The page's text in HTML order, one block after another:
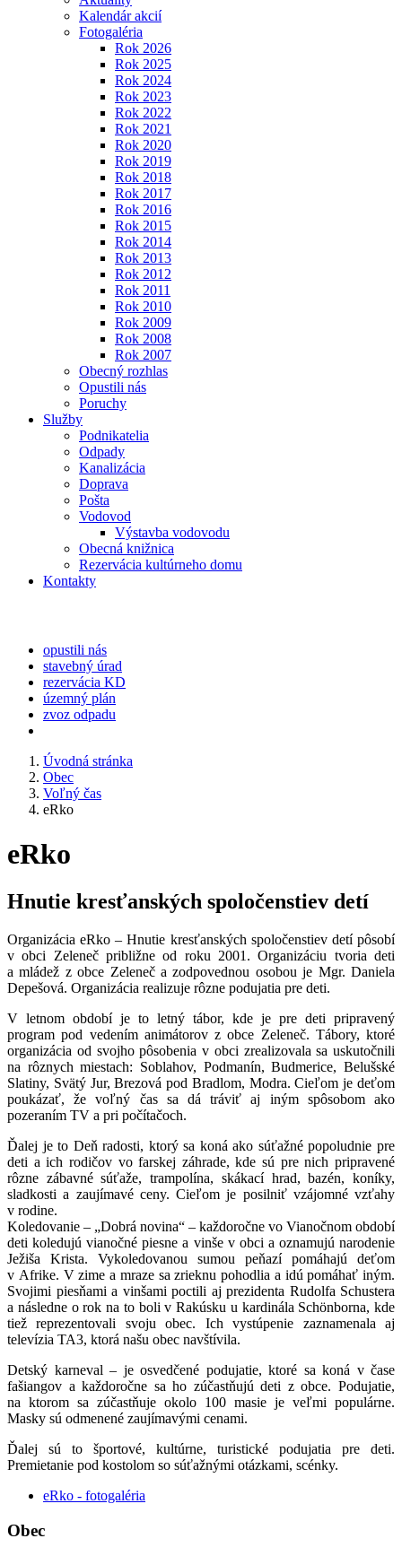
Kalendár akcií
Fotogaléria
Rok 2026
Rok 2025
Rok 2024
Rok 2023
Rok 2022
Rok 2021
Rok 2020
Rok 2019
Rok 2018
Rok 2017
Rok 2016
Rok 2015
Rok 2014
Rok 2013
Rok 2012
Rok 2011
Rok 2010
Rok 2009
Rok 2008
Rok 2007
Obecný rozhlas
Opustili nás
Poruchy
Služby
Podnikatelia
Odpady
Kanalizácia
Doprava
Pošta
Vodovod
Výstavba vodovodu
Obecná knižnica
Rezervácia kultúrneho domu
Kontakty
opustili nás
stavebný úrad
rezervácia KD
územný plán
zvoz odpadu
Úvodná stránka
Obec
Voľný čas
eRko
eRko
Hnutie kresťanských spoločenstiev detí
Organizácia eRko – Hnutie kresťanských spoločenstiev detí pôsobí
v obci Zeleneč približne od roku 2001. Organizáciu tvoria deti
a mládež z obce Zeleneč a zodpovednou osobou je Mgr. Daniela
Depešová. Organizácia realizuje rôzne podujatia pre deti.
V letnom období je to letný tábor, kde je pre deti pripravený
program pod vedením animátorov z obce Zeleneč. Tábory, ktoré
organizácia od svojho pôsobenia v obci zrealizovala sa uskutočnili
na rôznych miestach: Soblahov, Podmanín, Budmerice, Belušské
Slatiny, Svätý Jur, Brezová pod Bradlom, Modra. Cieľom je deťom
poukázať, že voľný čas sa dá tráviť aj iným spôsobom ako
pozeraním TV a pri počítačoch.
Ďalej je to Deň radosti, ktorý sa koná ako súťažné popoludnie pre
deti a ich rodičov vo farskej záhrade, kde sú pre nich pripravené
rôzne zábavné súťaže, trampolína, skákací hrad, bazén, koníky,
sladkosti a zaujímavé ceny. Cieľom je posilniť vzájomné vzťahy
v rodine.
Koledovanie – „Dobrá novina“ – každoročne vo Vianočnom období
deti koledujú vianočné piesne a vinše v obci a oznamujú narodenie
Ježiša Krista. Vykoledovanou sumou peňazí pomáhajú deťom
v Afrike. V zime a mraze sa zrieknu pohodlia a idú pomáhať iným.
Svojimi piesňami a vinšami poctili aj prezidenta Rudolfa Schustera
a následne o rok na to boli v Rakúsku u kardinála Schönborna, kde
tiež reprezentovali svoju obec. Ich vystúpenie zaznamenala aj
televízia TA3, ktorá našu obec navštívila.
Detský karneval – je osvedčené podujatie, ktoré sa koná v čase
fašiangov a každoročne sa ho zúčastňujú deti z obce. Podujatie,
na ktorom sa zúčastňuje okolo 100 masie je veľmi populárne.
Masky sú odmenené zaujímavými cenami.
Ďalej sú to športové, kultúrne, turistické podujatia pre deti.
Premietanie pod kostolom so súťažnými otázkami, scénky.
eRko - fotogaléria
Obec